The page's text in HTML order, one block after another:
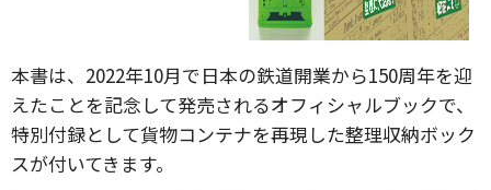
本書は、2022年10月で日本の鉄道開業から150周年を迎
えたことを記念して発売されるオフィシャルブックで、
特別付録として貨物コンテナを再現した整理収納ボック
スが付いてきます。